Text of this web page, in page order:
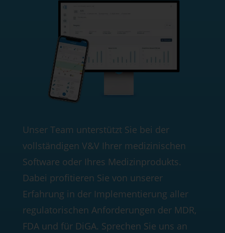
Unser Team unterstützt Sie bei der
vollständigen V&V Ihrer medizinischen
Software oder Ihres Medizinprodukts.
Dabei profitieren Sie von unserer
Erfahrung in der Implementierung aller
regulatorischen Anforderungen der MDR,
FDA und für DiGA. Sprechen Sie uns an